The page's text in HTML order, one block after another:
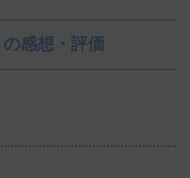
感想・評価